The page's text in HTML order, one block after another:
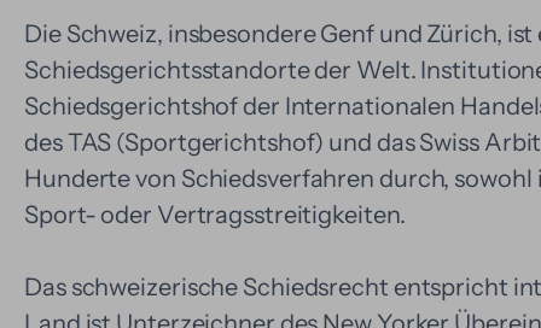
Die Schweiz, insbesondere Genf und Zürich,
Schiedsgerichtsstandorte der Welt.
Schiedsgerichtshof der Internationalen
des TAS (Sportgerichtshof) und das Swiss
Hunderte von Schiedsverfahren durch,
Sport- oder Vertragsstreitigkeiten.
Das schweizerische Schiedsrecht entspricht